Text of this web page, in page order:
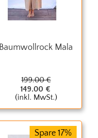
Baumwollrock Mala
199.00 €
149.00 €
(inkl. MwSt.)
Spare 17%